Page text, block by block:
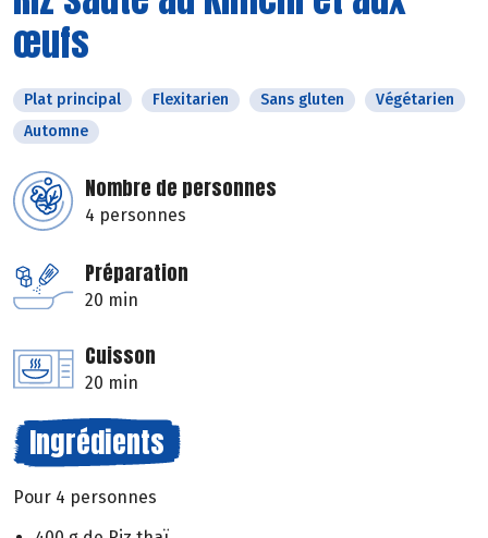
œufs
Plat principal Flexitarien Sans gluten
Végétarien
Automne
Nombre de personnes
4 personnes
Préparation
20 min
Cuisson
20 min
Ingrédients
Pour 4 personnes